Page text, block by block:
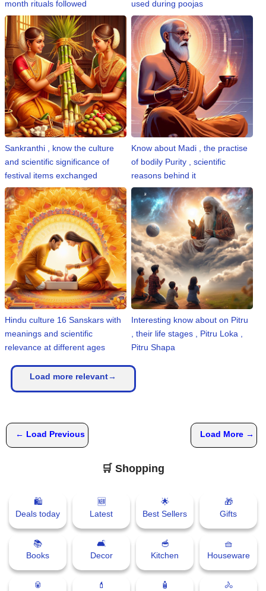
month rituals followed
used during poojas
Sankranthi , know the culture
and scientific significance of
festival items exchanged
Know about Madi , the practise
of bodily Purity , scientific
reasons behind it
Hindu culture 16 Sanskars with
meanings and scientific
relevance at different ages
Interesting know about on Pitru
, their life stages , Pitru Loka ,
Pitru Shapa
Load more relevant→
← Load Previous Load More →
🛒 Shopping
🛍
Deals today
🆕
Latest
🌟
Best Sellers
🎁
Gifts
📚
Books
🛋
Decor
🥣
Kitchen
🧺
Houseware
🥫
💄
🧴
🚴